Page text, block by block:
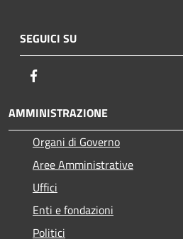
SEGUICI SU
AMMINISTRAZIONE
Organi di Governo
Aree Amministrative
Uffici
Enti e fondazioni
Politici